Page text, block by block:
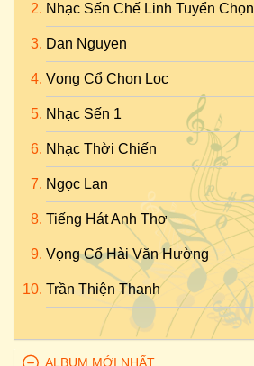
Nhạc Sến Chế Linh Tuyển Chọn
Dan Nguyen
Vọng Cổ Chọn Lọc
Nhạc Sến 1
Nhạc Thời Chiến
Ngọc Lan
Tiếng Hát Anh Thơ
Vọng Cổ Hài Văn Hường
Trần Thiện Thanh
ALBUM MỚI NHẤT